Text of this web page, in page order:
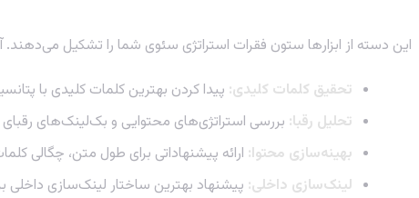
این دسته از ابزارها ستون فقرات استراتژی سئوی شما را تشکیل
تحقیق کلمات کلیدی: پیدا کردن بهترین کلمات کلیدی با
تحلیل رقبا: بررسی استراتژی‌های محتوایی و بک‌لینک‌های
بهینه‌سازی محتوا: ارائه پیشنهاداتی برای طول متن، چگالی
لینک‌سازی داخلی: پیشنهاد بهترین ساختار لینک‌سازی داخلی